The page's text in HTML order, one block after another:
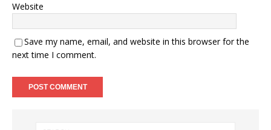
Website
Save my name, email, and website in this browser for the
next time I comment.